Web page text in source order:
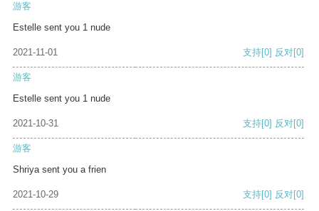
游客
Estelle sent you 1 nude
2021-11-01 支持[0] 反对[0]
游客
Estelle sent you 1 nude
2021-10-31 支持[0] 反对[0]
游客
Shriya sent you a frien
2021-10-29 支持[0] 反对[0]